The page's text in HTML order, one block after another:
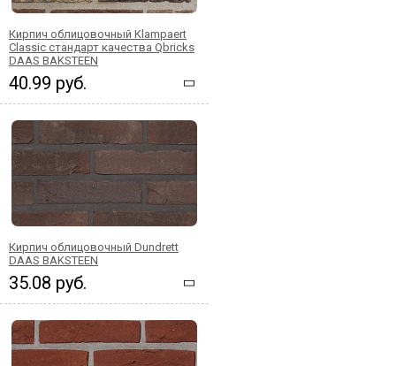
Кирпич облицовочный Klampaert
Classic стандарт качества Qbricks
DAAS BAKSTEEN
40.99 руб.
Кирпич облицовочный Dundrett
DAAS BAKSTEEN
35.08 руб.